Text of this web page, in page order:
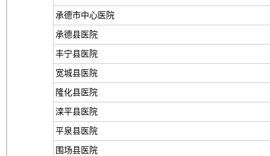
承德市中心医院
承德县医院
丰宁县医院
宽城县医院
隆化县医院
滦平县医院
平泉县医院
围场县医院